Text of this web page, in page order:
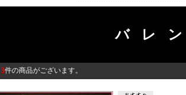
バレ
3件の商品がございます。